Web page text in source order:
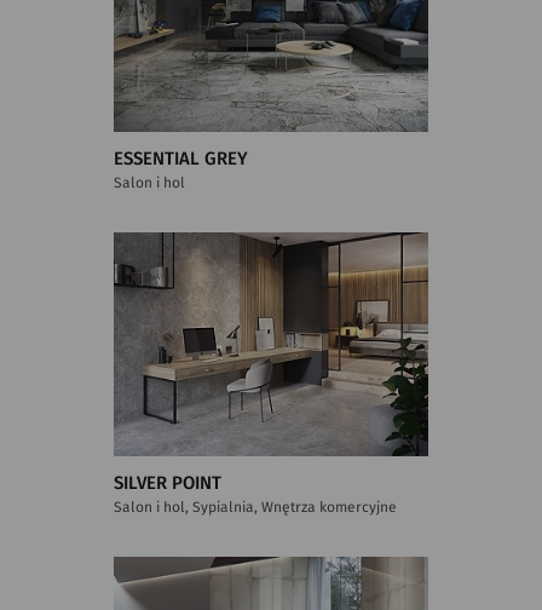
ESSENTIAL GREY
Salon i hol
SILVER POINT
Salon i hol, Sypialnia, Wnętrza komercyjne